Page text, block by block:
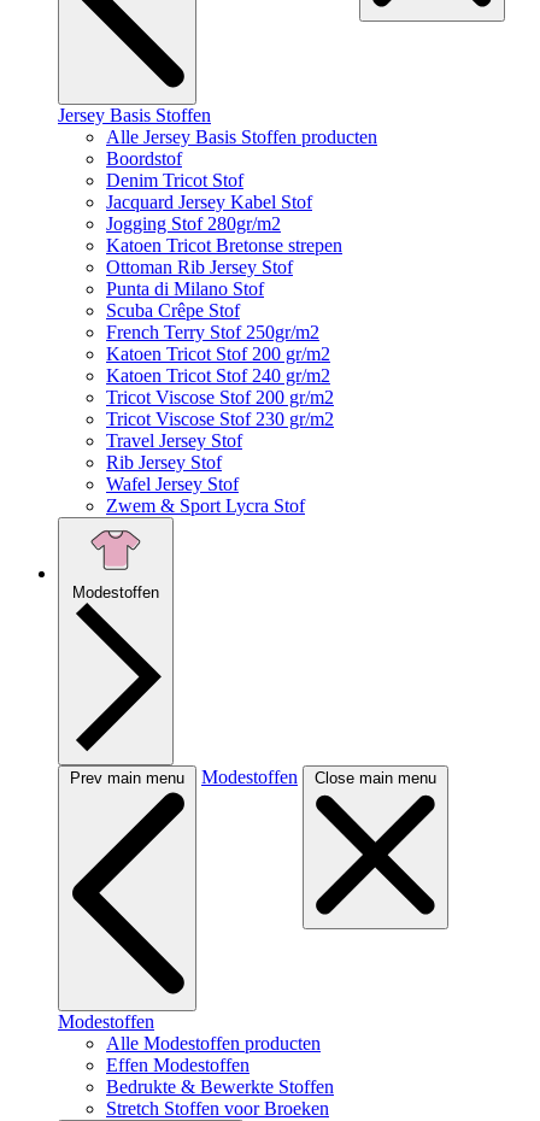
Jersey Basis Stoffen
Alle Jersey Basis Stoffen producten
Boordstof
Denim Tricot Stof
Jacquard Jersey Kabel Stof
Jogging Stof 280gr/m2
Katoen Tricot Bretonse strepen
Ottoman Rib Jersey Stof
Punta di Milano Stof
Scuba Crêpe Stof
French Terry Stof 250gr/m2
Katoen Tricot Stof 200 gr/m2
Katoen Tricot Stof 240 gr/m2
Tricot Viscose Stof 200 gr/m2
Tricot Viscose Stof 230 gr/m2
Travel Jersey Stof
Rib Jersey Stof
Wafel Jersey Stof
Zwem & Sport Lycra Stof
Modestoffen
Prev main menu Modestoffen Close main menu
Modestoffen
Alle Modestoffen producten
Effen Modestoffen
Bedrukte & Bewerkte Stoffen
Stretch Stoffen voor Broeken